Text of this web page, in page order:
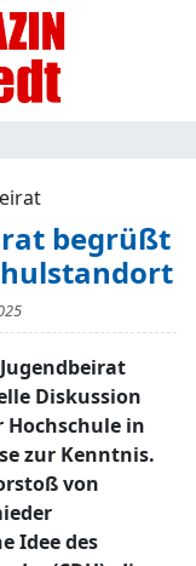
begrüßt
Diskussion
in
zur Kenntnis.
von
Idee des